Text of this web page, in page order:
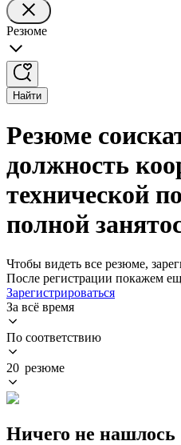
Резюме
Найти
Резюме
должность
технической
полной
Чтобы видеть все резюме,
После регистрации покажем
Зарегистрироваться
За всё время
По соответствию
20 резюме
Ничего не нашлось